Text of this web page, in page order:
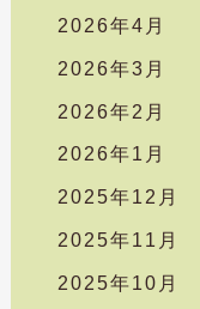
2026年4月
2026年3月
2026年2月
2026年1月
2025年12月
2025年11月
2025年10月